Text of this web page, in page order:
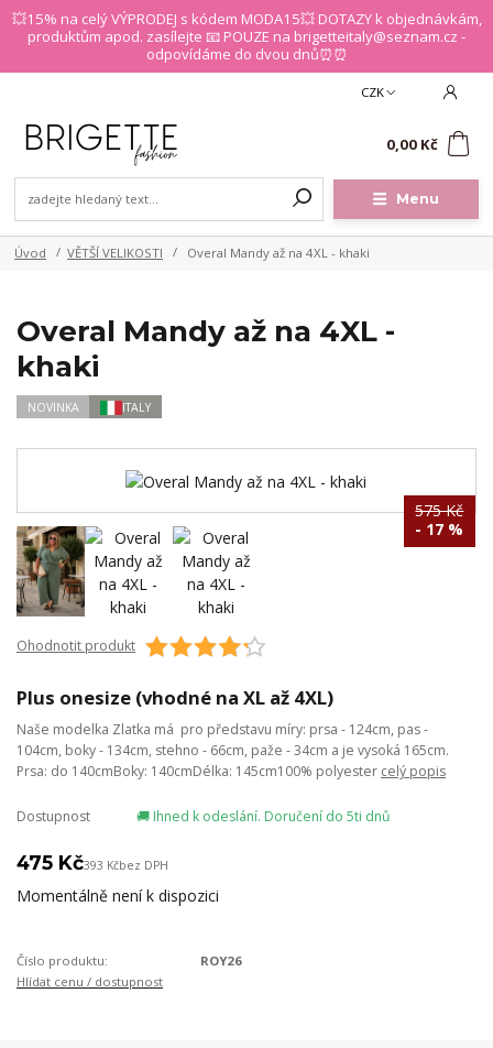
💥15% na celý VÝPRODEJ s kódem MODA15💥 DOTAZY k objednávkám,
produktům apod. zasílejte 📧 POUZE na brigetteitaly@seznam.cz -
odpovídáme do dvou dnů⏰⏰
Menu
CZK
0,00 Kč
Úvod VĚTŠÍ VELIKOSTI Overal Mandy až na 4XL - khaki
Overal Mandy až na 4XL -
khaki
NOVINKA ITALY
575 Kč
- 17 %
Ohodnotit produkt
Plus onesize (vhodné na XL až 4XL)
Naše modelka Zlatka má pro představu míry: prsa - 124cm, pas -
104cm, boky - 134cm, stehno - 66cm, paže - 34cm a je vysoká 165cm.
Prsa: do 140cmBoky: 140cmDélka: 145cm100% polyester celý popis
Dostupnost 🚚 Ihned k odeslání. Doručení do 5ti dnů
475 Kč393 Kčbez DPH
Momentálně není k dispozici
Číslo produktu:
ROY26
Hlídat cenu / dostupnost